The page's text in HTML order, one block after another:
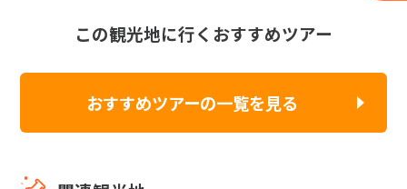
この観光地に行くおすすめツアー
おすすめツアーの一覧を見る